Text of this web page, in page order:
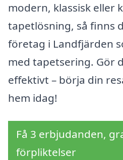
modern, klassisk eller
tapetlösning, så finns
företag i Landfjärden
med tapetsering. Gör
effektivt – börja din
hem idag!
Få 3 erbjudanden,
förpliktelser